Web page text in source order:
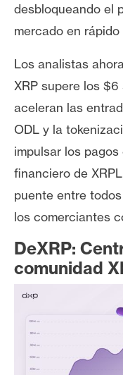
s
s
N
o
t
s
d
e
P
e
n
s
desbloqueando el
mercado en
Los analistas
XRP supere los
aceleran las
ODL y la
impulsar los
financiero de
puente entre
los comerciantes
DeXRP:
comunidad